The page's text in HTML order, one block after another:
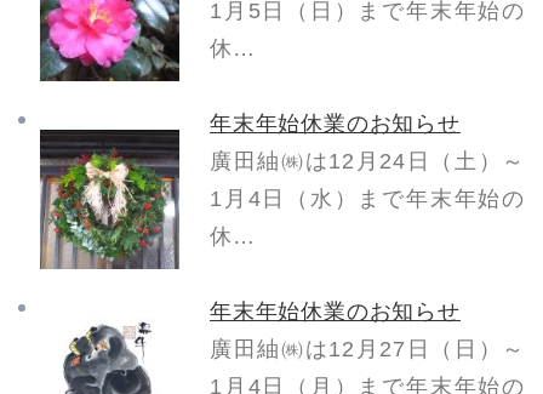
1月5日（日）まで年末年始の
休…
年末年始休業のお知らせ
廣田紬㈱は12月24日（土）～
1月4日（水）まで年末年始の
休…
年末年始休業のお知らせ
廣田紬㈱は12月27日（日）～
1月4日（月）まで年末年始の